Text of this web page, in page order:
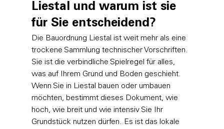
Liestal und warum ist sie
für Sie entscheidend?
Die Bauordnung Liestal ist weit mehr als eine
trockene Sammlung technischer Vorschriften.
Sie ist die verbindliche Spielregel für alles,
was auf Ihrem Grund und Boden geschieht.
Wenn Sie in Liestal bauen oder umbauen
möchten, bestimmt dieses Dokument, wie
hoch, wie breit und wie intensiv Sie Ihr
Grundstück nutzen dürfen. Es ist das lokale